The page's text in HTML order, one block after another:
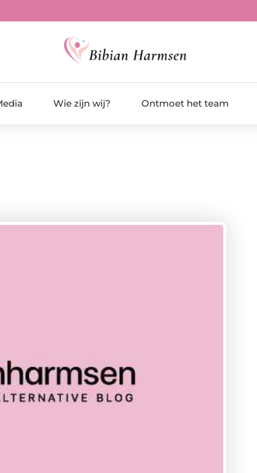
Wie zijn wij? Ontmoet het team